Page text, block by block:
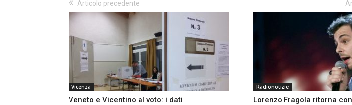
Articolo precedente
Vicenza
Veneto e Vicentino al voto: i dati
Radionotizie
Lorenzo Fragola ritorna